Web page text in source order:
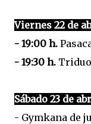
Viernes 22 de
- 19:00 h.
- 19:30 h.
Sábado 23 de
- Gymkana de